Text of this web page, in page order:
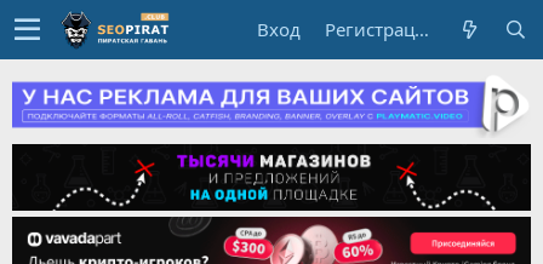
Вход Регистрация